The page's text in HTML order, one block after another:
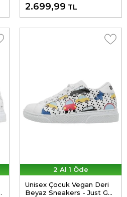
2.699,99 TL
2 Al 1 Öde
Unisex Çocuk Vegan Deri
Beyaz Sneakers - Just Go